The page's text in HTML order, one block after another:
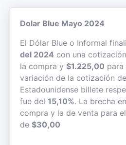
Dolar Blue Mayo 2024
El Dólar Blue o Informal
del 2024 con una
la compra y $1.225,00 para
variación de la cotización
Estadounidense billete
fue del 15,10%. La brecha
compra y la de venta para
de $30,00